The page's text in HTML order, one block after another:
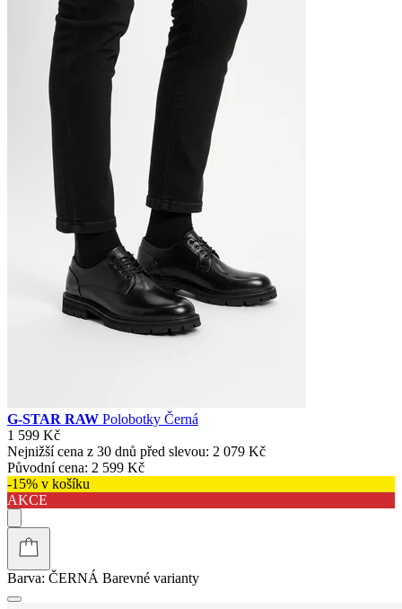
G-STAR RAW Polobotky Černá
1 599 Kč
Nejnižší cena z 30 dnů před slevou: 2 079 Kč
Původní cena: 2 599 Kč
-15% v košíku
AKCE
Barva: ČERNÁ Barevné varianty